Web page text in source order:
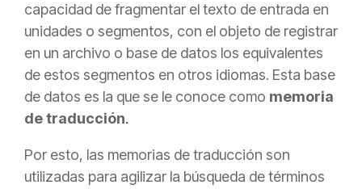
capacidad de fragmentar el texto de entrada en
unidades o segmentos, con el objeto de registrar
en un archivo o base de datos los equivalentes
de estos segmentos en otros idiomas. Esta base
de datos es la que se le conoce como memoria
de traducción.
Por esto, las memorias detraducción son
utilizadas para agilizar la búsqueda de términos